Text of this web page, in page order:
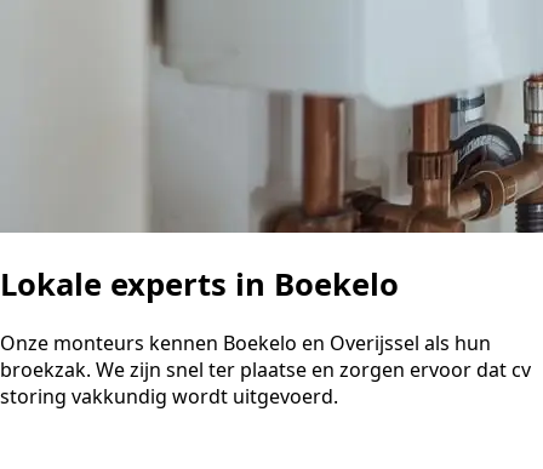
Lokale experts in Boekelo
Onze monteurs kennen Boekelo en Overijssel als hun
broekzak. We zijn snel ter plaatse en zorgen ervoor dat cv
storing vakkundig wordt uitgevoerd.